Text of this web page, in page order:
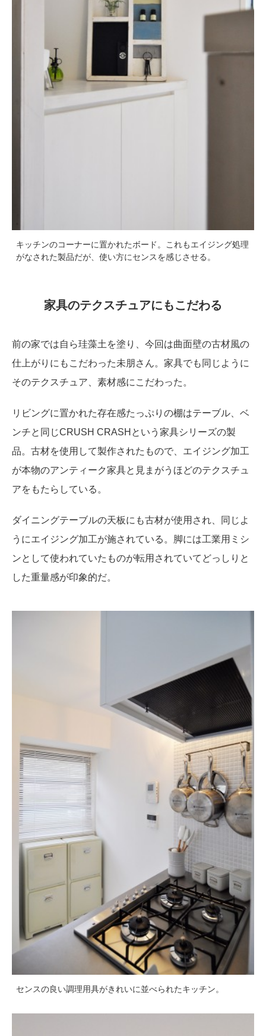
キッチンのコーナーに置かれたボード。これもエイジング処理
がなされた製品だが、使い方にセンスを感じさせる。
家具のテクスチュアにもこだわる
前の家では自ら珪藻土を塗り、今回は曲面壁の古材風の
仕上がりにもこだわった未朋さん。家具でも同じように
そのテクスチュア、素材感にこだわった。
リビングに置かれた存在感たっぷりの棚はテーブル、ベ
ンチと同じCRUSH CRASHという家具シリーズの製
品。古材を使用して製作されたもので、エイジング加工
が本物のアンティーク家具と見まがうほどのテクスチュ
アをもたらしている。
ダイニングテーブルの天板にも古材が使用され、同じよ
うにエイジング加工が施されている。脚には工業用ミシ
ンとして使われていたものが転用されていてどっしりと
した重量感が印象的だ。
センスの良い調理用具がきれいに並べられたキッチン。